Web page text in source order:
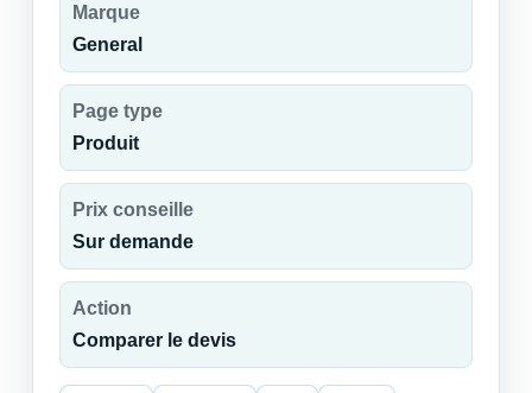
Marque
General
Page type
Produit
Prix conseille
Sur demande
Action
Comparer le devis